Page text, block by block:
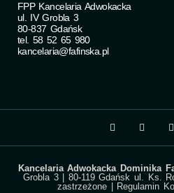
FPP Kancelaria Adwokacka
ul. IV Grobla 3
80-837 Gdańsk
tel. 58 52 65 980
kancelaria@fafinska.pl
Kancelaria Adwokacka Dominika
Grobla 3 | 80-119 Gdańsk ul. Ks.
zastrzeżone |
Regulamin